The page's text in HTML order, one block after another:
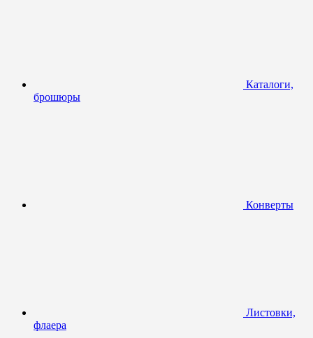
Каталоги,
брошюры
Конверты
Листовки,
флаера